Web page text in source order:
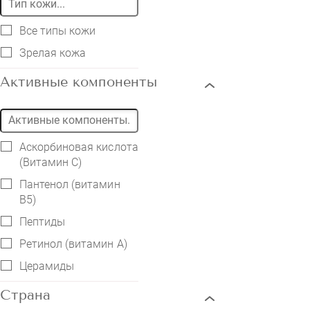
Все типы кожи
Зрелая кожа
Активные компоненты
Аскорбиновая кислота
(Витамин С)
Пантенол (витамин
B5)
Пептиды
Ретинол (витамин А)
Церамиды
Страна